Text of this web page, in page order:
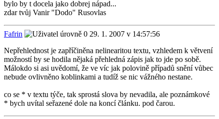
bylo by t docela jako dobrej nápad...
zdar tvůj Vanir "Dodo" Rusovlas
Fafrin
29. 1. 2007 v 14:57:56
Nepřehlednost je zapříčiněna nelinearitou textu, vzhledem k větvení
možností by se hodila nějaká přehledná zápis jak to jde po sobě.
Málokdo si asi uvědomí, že ve víc jak polovině případů snění vůbec
nebude ovlivněno koblinkami a tudíž se nic vážného nestane.
co se * v textu týče, tak sprostá slova by nevadila, ale poznámkové
* bych uvítal seřazené dole na koncí článku. pod čarou.